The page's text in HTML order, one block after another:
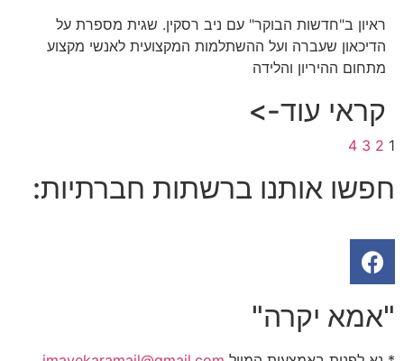
ראיון ב"חדשות הבוקר" עם ניב רסקין. שגית מספרת על
הדיכאון שעברה ועל ההשתלמות המקצועית לאנשי מקצוע
מתחום ההיריון והלידה
קראי עוד->
1
2
3
4
חפשו אותנו ברשתות חברתיות:
"אמא יקרה"